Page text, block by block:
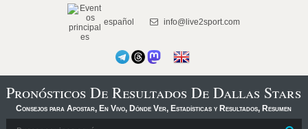
español info@live2sport.com
Pronósticos De Resultados De Dallas Stars
Consejos para Apostar, En Vivo, Dónde Ver, Estadísticas y Resultados, Resumen